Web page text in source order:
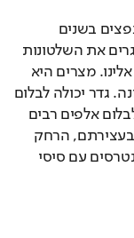
בישראל חוששים כי המוני הפליטים, שמתנפצים בשנים
האחרונות על גבולות אירופה וחופיה ומתאגרים את השלטונות
המקומיים, יחדשו את המאמצים להגיע גם אלינו. מצרים היא
דרך המלך, שמובילה ממדינות אפריקה צפונה. גדר יכולה לבלום
בודדים, אולי עשרות ומאות; היא תתקשה לבלום אלפים רבים
שינסו לפרוץ אותה. למצרים תפקיד קריטי בעצירתם, הרחק
מהגבול: סיבה נוספת להידוק שותפות האינטרסים עם סיסי